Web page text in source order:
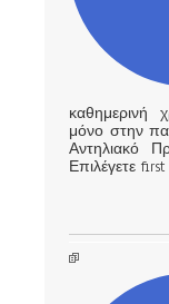
καθημερινή
μόνο στην
Αντηλιακό
Επιλέγετε